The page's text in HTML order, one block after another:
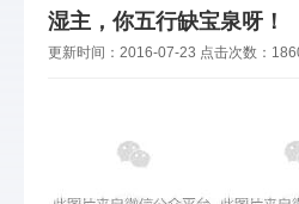
湿主，你五行缺宝泉呀！
更新时间： 2016-07-23 点击次数：